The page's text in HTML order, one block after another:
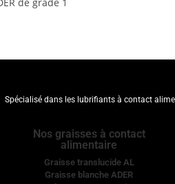
Spécialisé dans les lubrifiants à contact
Nos graisses à contact
alimentaire
Graisse translucide AL
Graisse blanche ADER